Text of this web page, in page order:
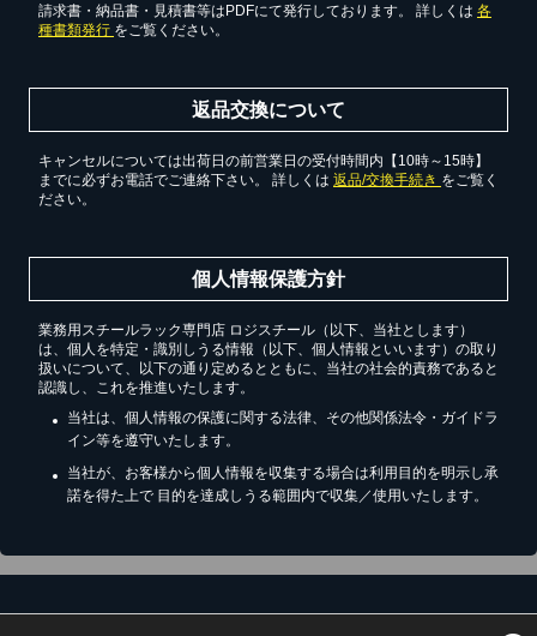
請求書・納品書・見積書等はPDFにて発行しております。 詳しくは 各
種書類発行 をご覧ください。
返品交換について
キャンセルについては出荷日の前営業日の受付時間内【10時～15時】
までに必ずお電話でご連絡下さい。 詳しくは 返品/交換手続き をご覧く
ださい。
個人情報保護方針
業務用スチールラック専門店 ロジスチール（以下、当社とします）
は、個人を特定・識別しうる情報（以下、個人情報といいます）の取り
扱いについて、以下の通り定めるとともに、当社の社会的責務であると
認識し、これを推進いたします。
当社は、個人情報の保護に関する法律、その他関係法令・ガイドラ
イン等を遵守いたします。
当社が、お客様から個人情報を収集する場合は利用目的を明示し承
諾を得た上で 目的を達成しうる範囲内で収集／使用いたします。